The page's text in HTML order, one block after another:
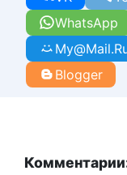
WhatsApp
Blogger